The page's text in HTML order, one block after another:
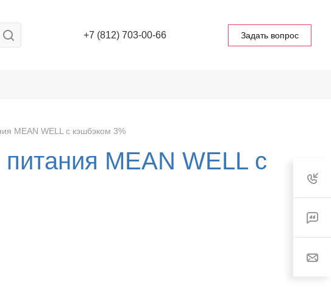
+7 (812) 703-00-66 Задать вопрос
MEAN WELL с кэшбэком 3%
MEAN WELL с